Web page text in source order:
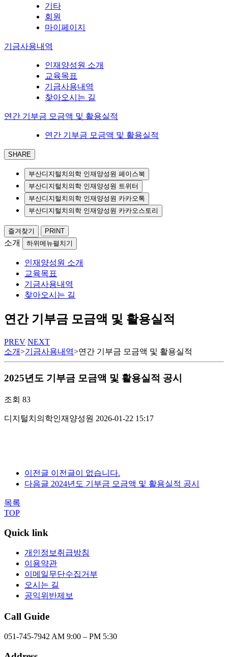
기타
회원
마이페이지
기금사용내역
인재양성원 소개
교육목표
기금사용내역
찾아오시는 길
연간 기부금 모금액 및 활용실적
연간 기부금 모금액 및 활용실적
SHARE
부산디지털치의학 인재양성원 페이스북
부산디지털치의학 인재양성원 트위터
부산디지털치의학 인재양성원 카카오톡
부산디지털치의학 인재양성원 카카오스토리
즐겨찾기 PRINT
소개 하위메뉴펼치기
인재양성원 소개
교육목표
기금사용내역
찾아오시는 길
연간 기부금 모금액 및 활용실적
PREV NEXT
소개>기금사용내역>연간 기부금 모금액 및 활용실적
2025년도 기부금 모금액 및 활용실적 공시
조회 83
디지털치의학인재양성원 2026-01-22 15:17
이전글 이전글이 없습니다.
다음글 2024년도 기부금 모금액 및 활용실적 공시
목록
TOP
Quick link
개인정보취급방침
이용약관
이메일무단수집거부
오시는 길
공익위반제보
Call Guide
051-745-7942 AM 9:00 – PM 5:30